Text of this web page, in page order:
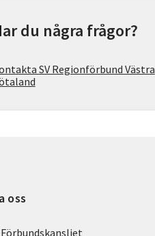
du några frågor?
SV Regionförbund Västra
oss